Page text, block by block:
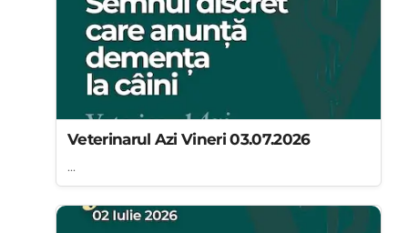
Veterinarul Azi Vineri 03.07.2026
...